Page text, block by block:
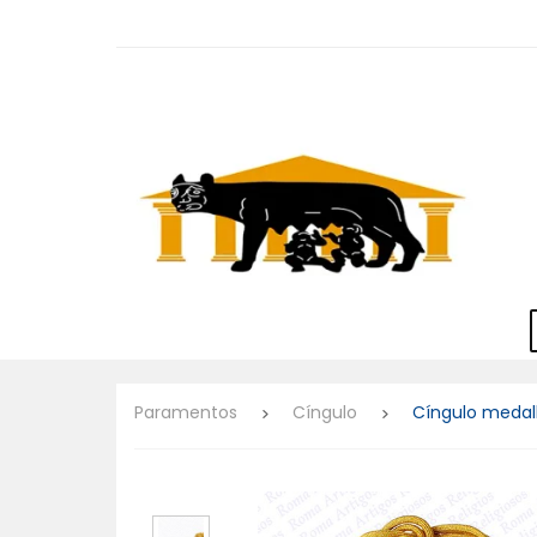
Paramentos Cíngulo Cíngulo